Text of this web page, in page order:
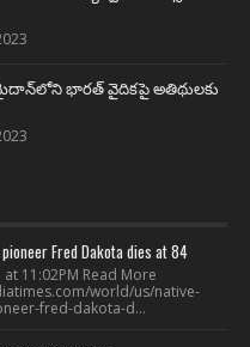
మైదాన్‌లోని భారత్ వైదికపై అతిథులకు
Fred Dakota dies at 84
11:02PM Read More
world/us/native-
fred-dakota-d...